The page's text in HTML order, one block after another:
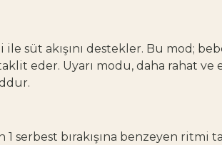
süt akışını destekler. Bu mod;
eder. Uyarı modu, daha rahat ve
1 serbest bırakışına benzeyen ritmi